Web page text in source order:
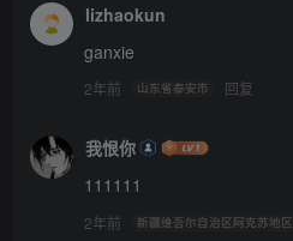
lizhaokun
ganxie
2年前 山东省泰安市 回复
我恨你
111111
2年前 新疆维吾尔自治区阿克苏地区